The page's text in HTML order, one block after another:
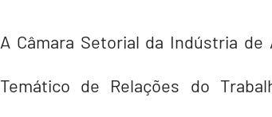
A Câmara Setorial da Indústria
Temático de Relações do